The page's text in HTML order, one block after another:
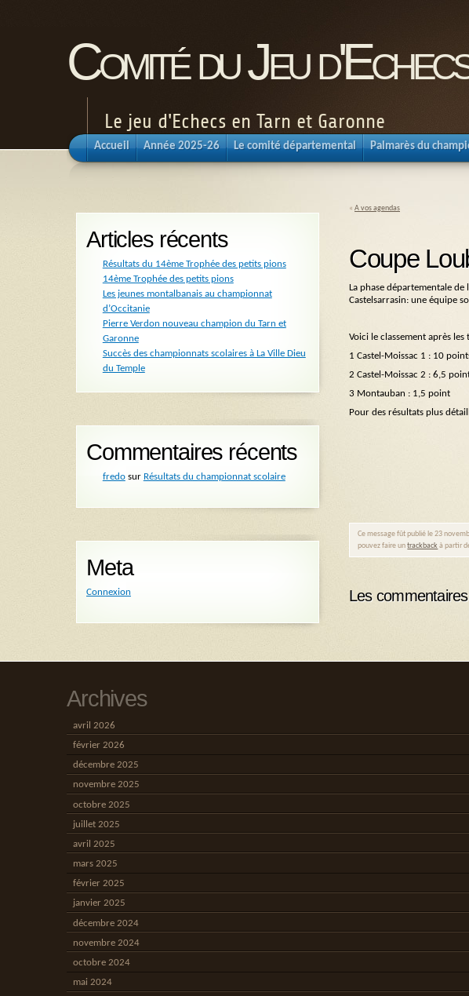
Comité du Jeu
Le jeu d'Echecs en Tarn et Garonne
Accueil Année 2025-26 Le comité départemental Palmarès du
« A vos agendas
Coupe
La phase départementale
Castelsarrasin: une équipe
Voici le classement après
1 Castel-Moissac 1 : 10
2 Castel-Moissac 2 : 6,5
3 Montauban : 1,5 point
Pour des résultats plus
Ce message fût publié le 23
pouvez faire untrackback à partir
Les
Articles récents
Résultats du 14ème Trophée des petits pions
14ème Trophée des petits pions
Les jeunes montalbanais au championnat
d’Occitanie
Pierre Verdon nouveau champion du Tarn et
Garonne
Succès des championnats scolaires à La Ville Dieu
du Temple
Commentaires récents
fredosur Résultats du championnat scolaire
Meta
Connexion
Archives
avril 2026
février 2026
décembre 2025
novembre 2025
octobre 2025
juillet 2025
avril 2025
mars 2025
février 2025
janvier 2025
décembre 2024
novembre 2024
octobre 2024
mai 2024